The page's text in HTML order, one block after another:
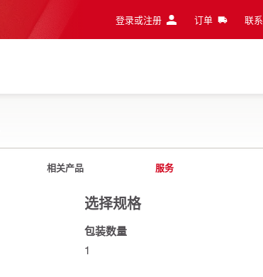
登录或注册 订单 联系‎
相关产品 服务
选择规格
包装数量
1